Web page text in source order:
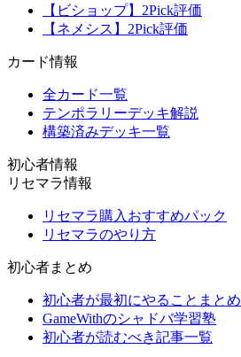
【ビショップ】2Pick評価
【ネメシス】2Pick評価
カード情報
全カード一覧
テンポラリーデッキ解説
構築済みデッキ一覧
初心者情報
リセマラ情報
リセマラ購入おすすめパック
リセマラのやり方
初心者まとめ
初心者が最初にやることまとめ
GameWithのシャドバ学習塾
初心者が読むべき記事一覧